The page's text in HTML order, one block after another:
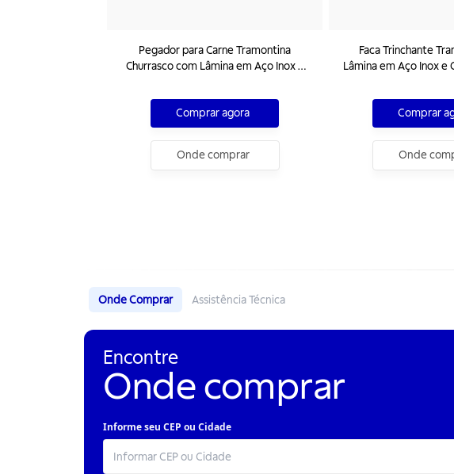
Pegador para Carne Tramontina
Churrasco com Lâmina em Aço Inox e
Comprar agora
Onde comprar
Faca Trinchante
Lâmina em Aço Inox e
Comprar
Onde
Onde Comprar Assistência Técnica
Encontre
Onde comprar
Informe seu CEP ou Cidade